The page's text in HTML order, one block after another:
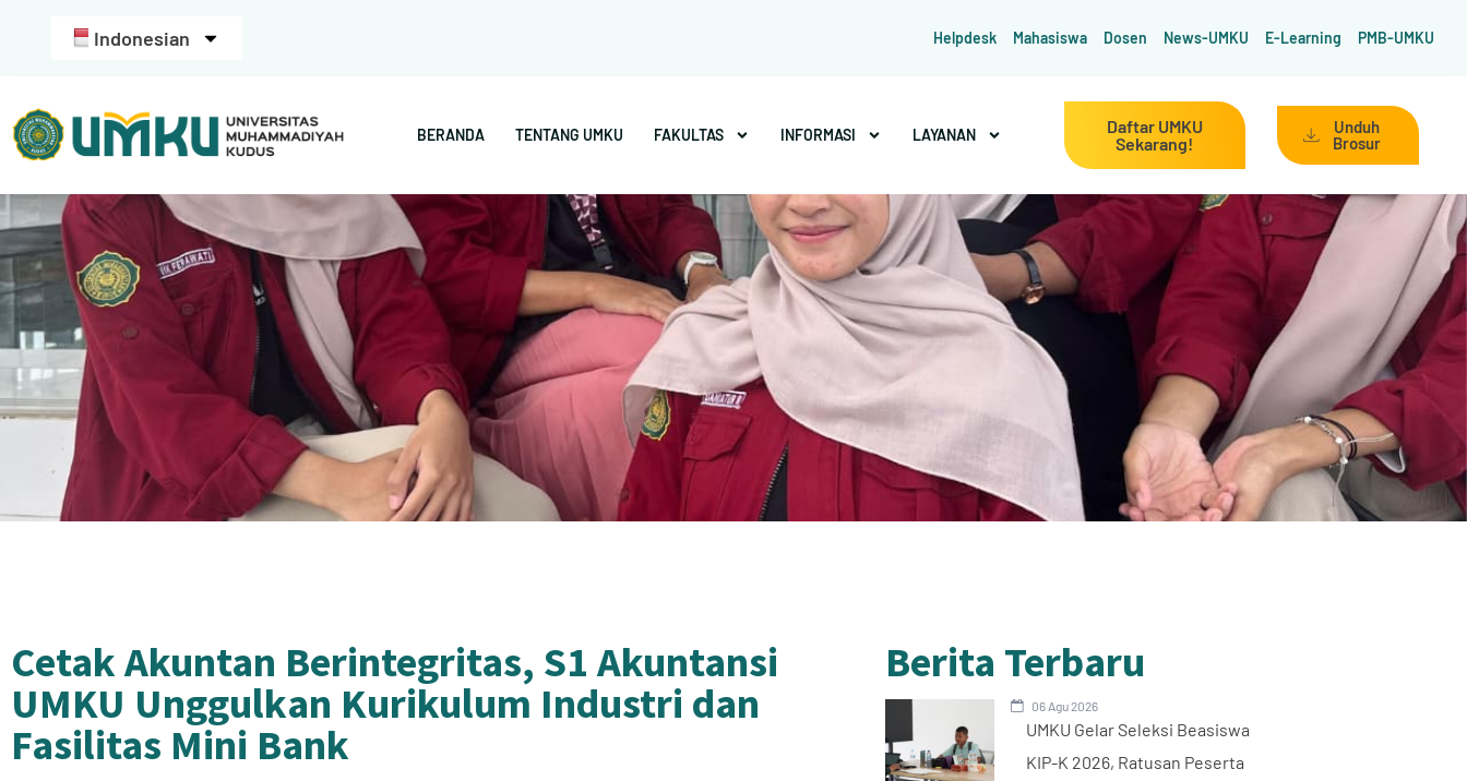
Indonesian Helpdesk Mahasiswa Dosen News-UMKU E-Learning PMB-UMKU
BERANDA TENTANG UMKU FAKULTAS INFORMASI LAYANAN
Daftar UMKU
Sekarang!
Unduh
Brosur
Cetak Akuntan Berintegritas, S1 Akuntansi
UMKU Unggulkan Kurikulum Industri dan
Fasilitas Mini Bank
Berita Terbaru
06 Agu 2026
UMKU Gelar Seleksi Beasiswa
KIP-K 2026, Ratusan Peserta